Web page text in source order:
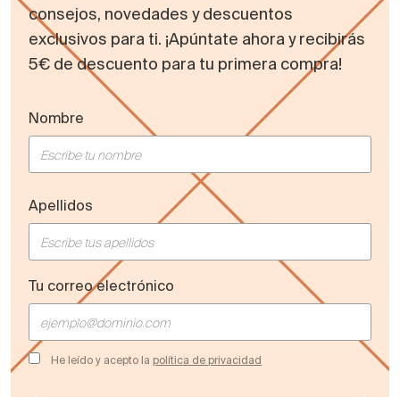
consejos, novedades y descuentos
exclusivos para ti. ¡Apúntate ahora y recibirás
5€ de descuento para tu primera compra!
Nombre
Apellidos
Tu correo electrónico
He leído y acepto la política de privacidad